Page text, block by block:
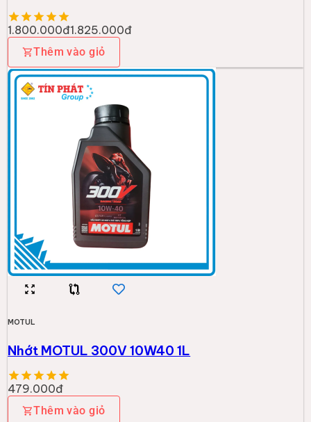
1.800.000đ1.825.000đ
Thêm vào giỏ
MOTUL
Nhớt MOTUL 300V 10W40 1L
479.000đ
Thêm vào giỏ